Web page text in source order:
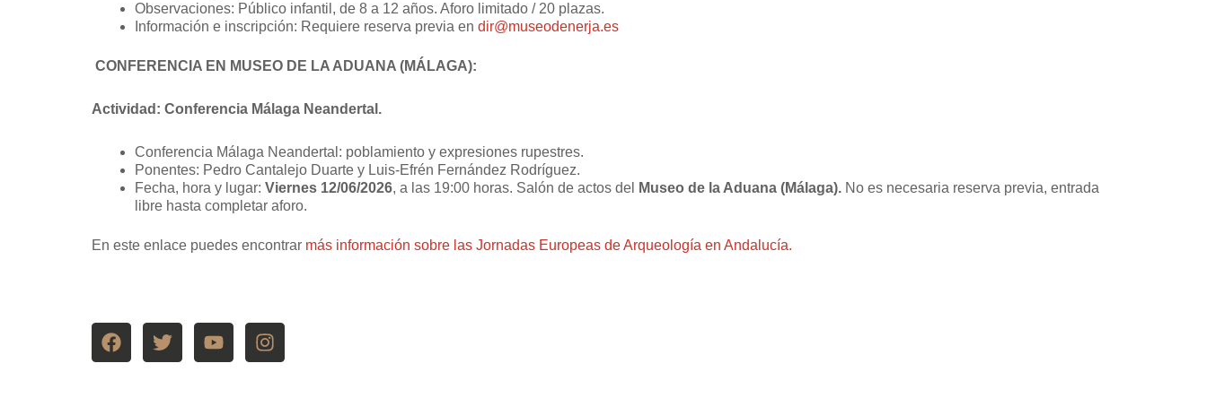
Observaciones: Público infantil, de 8 a 12 años. Aforo limitado / 20 plazas.
Información e inscripción: Requiere reserva previa en dir@museodenerja.es
CONFERENCIA EN MUSEO DE LA ADUANA (MÁLAGA):
Actividad: Conferencia Málaga Neandertal.
Conferencia Málaga Neandertal: poblamiento y expresiones rupestres.
Ponentes: Pedro Cantalejo Duarte y Luis-Efrén Fernández Rodríguez.
Fecha, hora y lugar: Viernes 12/06/2026, a las 19:00 horas. Salón de actos del Museo de la Aduana (Málaga). No es necesaria reserva previa, entrada
libre hasta completar aforo.
En este enlace puedes encontrar más información sobre las Jornadas Europeas de Arqueología en Andalucía.
F
a
T
w
Y
o
I
n